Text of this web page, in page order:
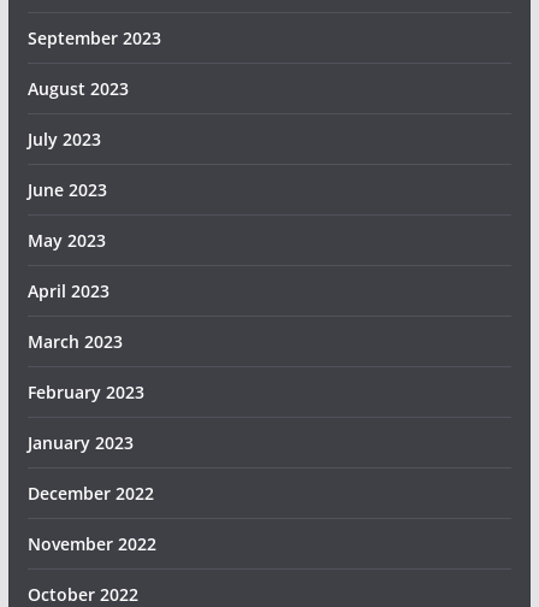
September 2023
August 2023
July 2023
June 2023
May 2023
April 2023
March 2023
February 2023
January 2023
December 2022
November 2022
October 2022